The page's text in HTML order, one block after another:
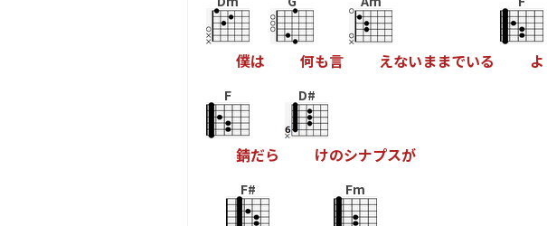
僕は 何も言 えないままでいる よ
F
錆だら
D#
けのシナプスが
F# Fm